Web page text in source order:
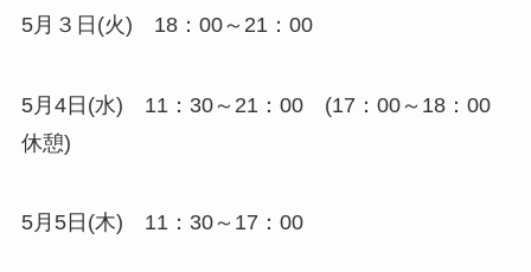
5月３日(火) 18：00～21：00
5月4日(水) 11：30～21：00 (17：00～18：00
休憩)
5月5日(木) 11：30～17：00